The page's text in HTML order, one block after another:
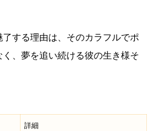
する理由は、そのカラフルでポ
、夢を追い続ける彼の生き様そ
詳細